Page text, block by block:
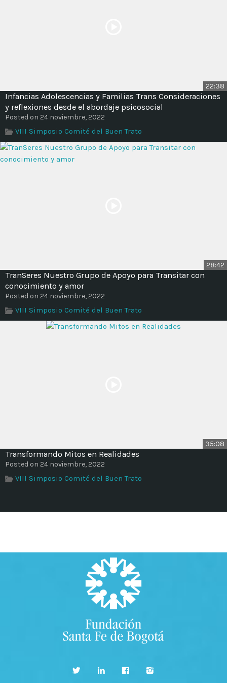
22:38
Infancias Adolescencias y Familias Trans Consideraciones
y reflexiones desde el abordaje psicosocial
Posted on 24 noviembre, 2022
VIII Simposio Comité del Buen Trato
28:42
TranSeres Nuestro Grupo de Apoyo para Transitar con
conocimiento y amor
Posted on 24 noviembre, 2022
VIII Simposio Comité del Buen Trato
35:08
Transformando Mitos en Realidades
Posted on 24 noviembre, 2022
VIII Simposio Comité del Buen Trato